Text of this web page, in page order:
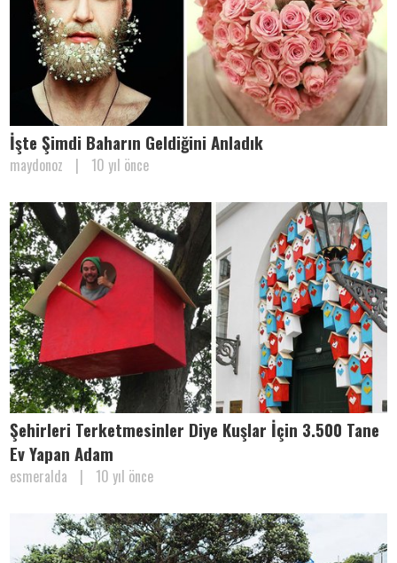
İşte Şimdi Baharın Geldiğini Anladık
maydonoz | 10 yıl önce
Şehirleri Terketmesinler Diye Kuşlar İçin 3.500 Tane
Ev Yapan Adam
esmeralda | 10 yıl önce